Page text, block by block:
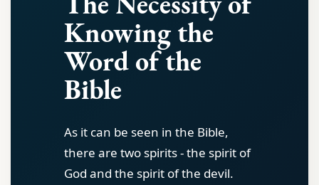
Knowing the
Word of the
Bible
As it can be seen in the Bible,
there are two spirits - the spirit of
God and the spirit of the devil.